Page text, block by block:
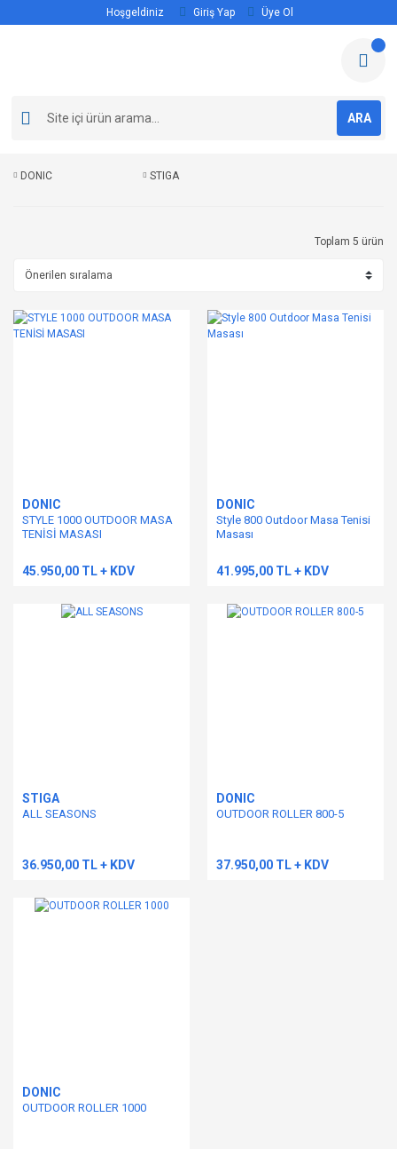
Hoşgeldiniz Giriş Yap Üye Ol
ARA
DONIC STIGA
Toplam 5 ürün
DONIC
STYLE 1000 OUTDOOR MASA
TENİSİ MASASI
45.950,00 TL + KDV
DONIC
Style 800 Outdoor Masa Tenisi
Masası
41.995,00 TL + KDV
STIGA
ALL SEASONS
36.950,00 TL + KDV
DONIC
OUTDOOR ROLLER 800-5
37.950,00 TL + KDV
DONIC
OUTDOOR ROLLER 1000